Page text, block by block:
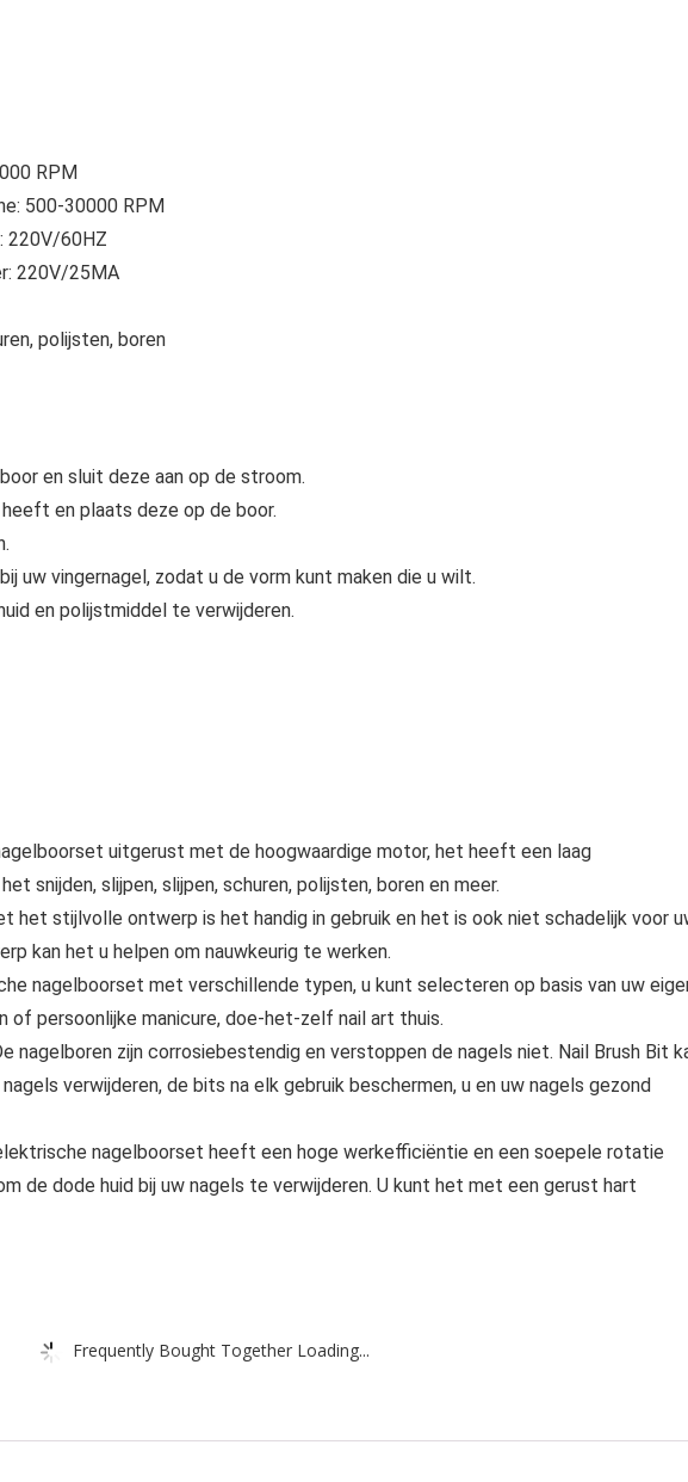
RPM
500-30000 RPM
220V/60HZ
220V/25MA
polijsten, boren
en sluit deze aan op de stroom.
en plaats deze op de boor.
uw vingernagel, zodat u de vorm kunt maken die u wilt.
en polijstmiddel te verwijderen.
uitgerust met de hoogwaardige motor, het heeft een laag
snijden, slijpen, slijpen, schuren, polijsten, boren en meer.
het stijlvolle ontwerp is het handig in gebruik en het is ook niet schadelijk voor
kan het u helpen om nauwkeurig te werken.
nagelboorset met verschillende typen, u kunt selecteren op basis van uw
of persoonlijke manicure, doe-het-zelf nail art thuis.
nagelboren zijn corrosiebestendig en verstoppen de nagels niet. Nail Brush Bit
verwijderen, de bits na elk gebruik beschermen, u en uw nagels gezond
elektrische nagelboorset heeft een hoge werkefficiëntie en een soepele rotatie
de dode huid bij uw nagels te verwijderen. U kunt het met een gerust hart
Frequently Bought Together Loading...